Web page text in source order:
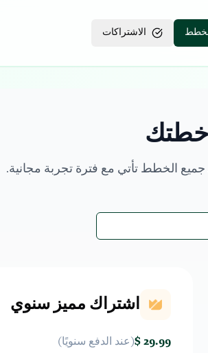
الاشتراكات
خطتك
جميع الخطط تأتي مع فترة تجربة مجانية.
اشتراك مميز سنوي
29.99 $ (عند الدفع سنويًا)